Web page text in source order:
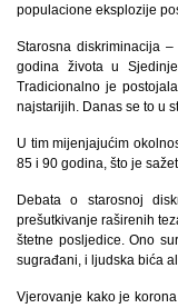
populacione eksplozije
Starosna diskriminacija
godina života u
Tradicionalno je
najstarijih. Danas se to u
U tim mijenjajućim
85 i 90 godina, što je
Debata o starosnoj
prešutkivanje raširenih
štetne posljedice. Ono
sugrađani, i ljudska bića
Vjerovanje kako je